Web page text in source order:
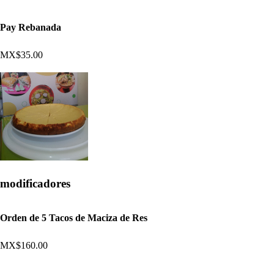
Pay Rebanada
MX$35.00
modificadores
Orden de 5 Tacos de Maciza de Res
MX$160.00